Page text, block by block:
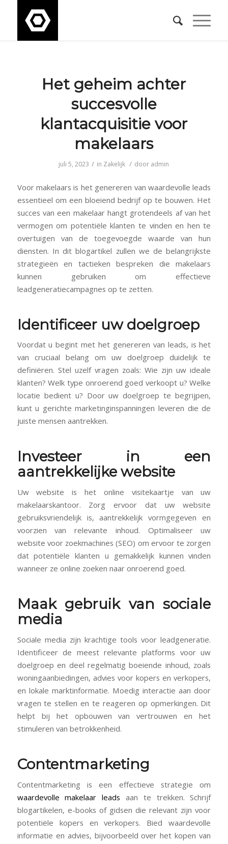
Het geheim achter
succesvolle
klantacquisitie voor
makelaars
juli 5, 2023 / in Zakelijk / door admin
Voor makelaars is het genereren van waardevolle leads
essentieel om een bloeiend bedrijf op te bouwen. Het
succes van een makelaar hangt grotendeels af van het
vermogen om potentiële klanten te vinden en hen te
overtuigen van de toegevoegde waarde van hun
diensten. In dit blogartikel zullen we de belangrijkste
strategieën en tactieken bespreken die makelaars
kunnen gebruiken om effectieve
leadgeneratiecampagnes op te zetten.
Identificeer uw doelgroep
Voordat u begint met het genereren van leads, is het
van cruciaal belang om uw doelgroep duidelijk te
definiëren. Stel uzelf vragen zoals: Wie zijn uw ideale
klanten? Welk type onroerend goed verkoopt u? Welke
locatie bedient u? Door uw doelgroep te begrijpen,
kunt u gerichte marketinginspanningen leveren die de
juiste mensen aantrekken.
Investeer in een
aantrekkelijke website
Uw website is het online visitekaartje van uw
makelaarskantoor. Zorg ervoor dat uw website
gebruiksvriendelijk is, aantrekkelijk vormgegeven en
voorzien van relevante inhoud. Optimaliseer uw
website voor zoekmachines (SEO) om ervoor te zorgen
dat potentiële klanten u gemakkelijk kunnen vinden
wanneer ze online zoeken naar onroerend goed.
Maak gebruik van sociale
media
Sociale media zijn krachtige tools voor leadgeneratie.
Identificeer de meest relevante platforms voor uw
doelgroep en deel regelmatig boeiende inhoud, zoals
woningaanbiedingen, advies voor kopers en verkopers,
en lokale marktinformatie. Moedig interactie aan door
vragen te stellen en te reageren op opmerkingen. Dit
helpt bij het opbouwen van vertrouwen en het
stimuleren van betrokkenheid.
Contentmarketing
Contentmarketing is een effectieve strategie om
waardevolle makelaar leads aan te trekken. Schrijf
blogartikelen, e-books of gidsen die relevant zijn voor
potentiële kopers en verkopers. Bied waardevolle
informatie en advies, bijvoorbeeld over het kopen van